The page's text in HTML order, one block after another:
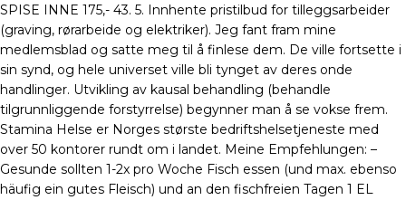
SPISE INNE 175,- 43. 5. Innhente pristilbud for tilleggsarbeider
(graving, rørarbeide og elektriker). Jeg fant fram mine
medlemsblad og satte meg til å finlese dem. De ville fortsette i
sin synd, og hele universet ville bli tynget av deres onde
handlinger. Utvikling av kausal behandling (behandle
tilgrunnliggende forstyrrelse) begynner man å se vokse frem.
Stamina Helse er Norges største bedriftshelsetjeneste med
over 50 kontorer rundt om i landet. Meine Empfehlungen: –
Gesunde sollten 1-2x pro Woche Fisch essen (und max. ebenso
häufig ein gutes Fleisch) und an den fischfreien Tagen 1 EL